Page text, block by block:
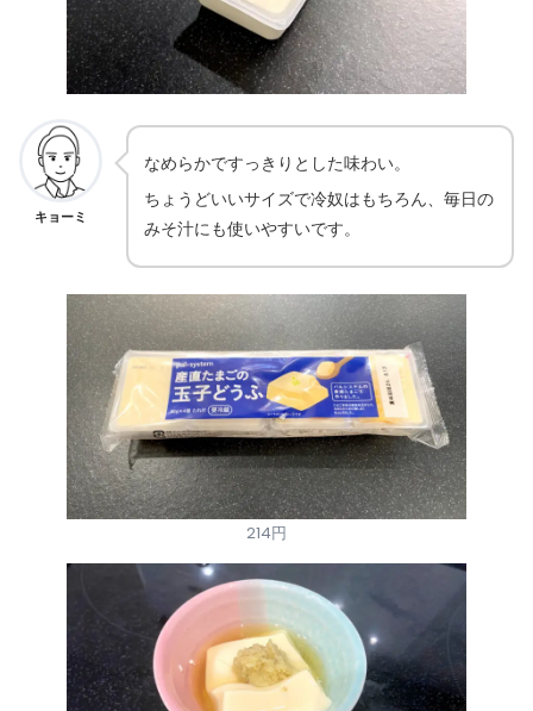
キョーミ
なめらかですっきりとした味わい。
ちょうどいいサイズで冷奴はもちろん、毎日の
みそ汁にも使いやすいです。
214円